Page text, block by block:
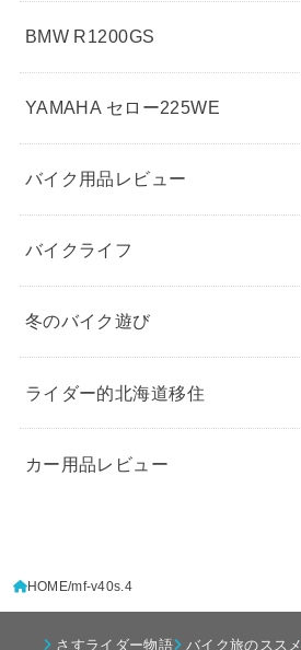
BMW R1200GS
YAMAHA セロー225WE
バイク用品レビュー
バイクライフ
冬のバイク遊び
ライダー的北海道移住
カー用品レビュー
HOME mf-v40s.4
さすライダー物語 バイク旅のススメ